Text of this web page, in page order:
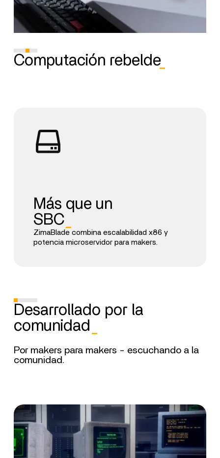
Computación rebelde_
Más que un
SBC
ZimaBlade combina escalabilidad x86 y
potencia microservidor para makers.
Desarrollado por la
comunidad
Por makers para makers - escuchando a la
comunidad.